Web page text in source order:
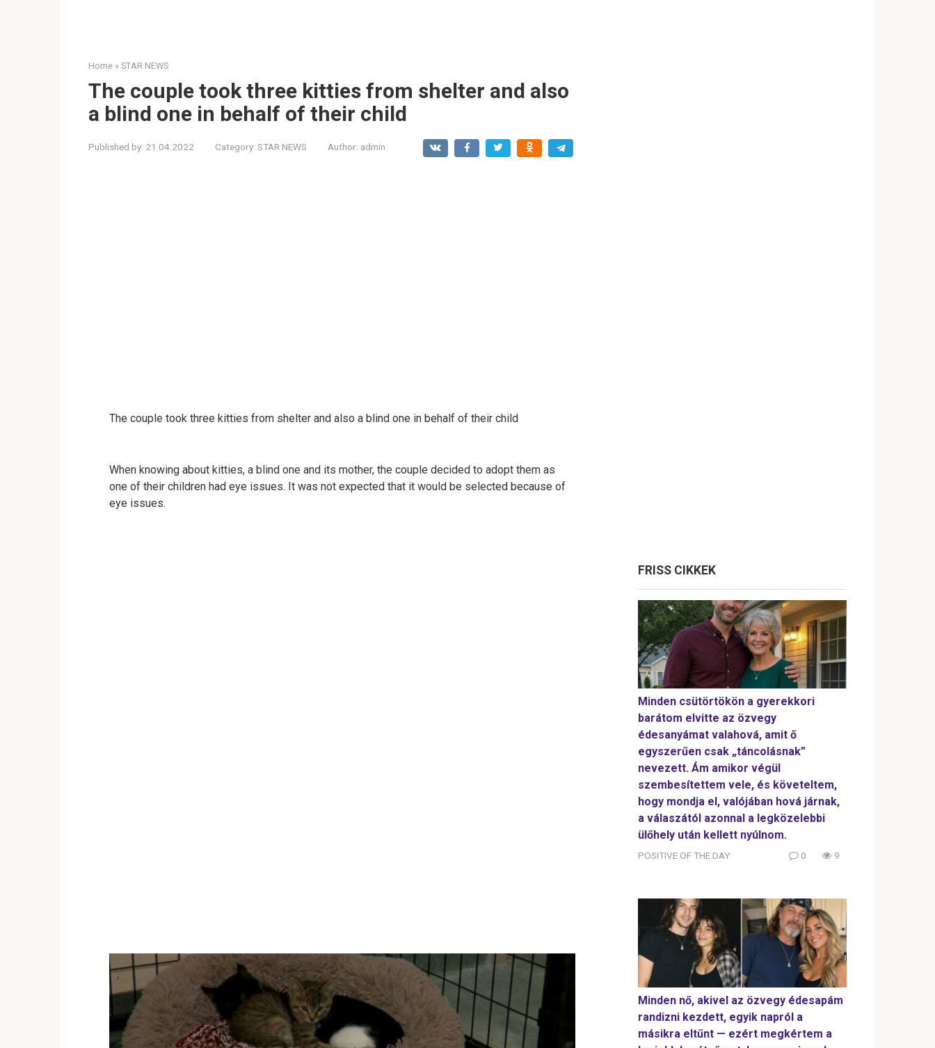
Home » STAR NEWS
The couple took three kitties from shelter and also
a blind one in behalf of their child
Published by: 21.04.2022 Category: STAR NEWS Author: admin
The couple took three kitties from shelter and also a blind one in behalf of their child
When knowing about kitties, a blind one and its mother, the couple decided to adopt them as
one of their children had eye issues. It was not expected that it would be selected because of
eye issues.
FRISS CIKKEK
Minden csütörtökön a gyerekkori
barátom elvitte az özvegy
édesanyámat valahová, amit ő
egyszerűen csak „táncolásnak”
nevezett. Ám amikor végül
szembesítettem vele, és követeltem,
hogy mondja el, valójában hová járnak,
a válaszától azonnal a legközelebbi
ülőhely után kellett nyúlnom.
POSITIVE OF THE DAY 0 9
Minden nő, akivel az özvegy édesapám
randizni kezdett, egyik napról a
másikra eltűnt — ezért megkértem a